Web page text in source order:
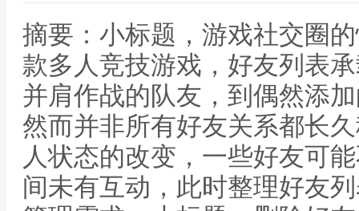
摘要：小标题，游戏社交圈
款多人竞技游戏，好友列表
并肩作战的队友，到偶然添
然而并非所有好友关系都长
人状态的改变，一些好友可
间未有互动，此时整理好友